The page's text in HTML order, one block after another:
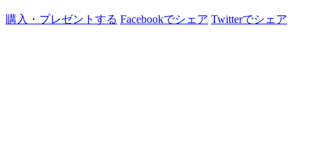
購入・プレゼントする Facebookでシェア Twitterでシェア